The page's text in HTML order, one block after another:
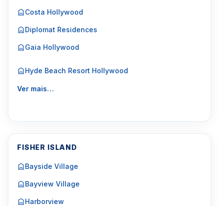
Costa Hollywood
Diplomat Residences
Gaia Hollywood
Hyde Beach Resort Hollywood
Ver mais…
FISHER ISLAND
Bayside Village
Bayview Village
Harborview